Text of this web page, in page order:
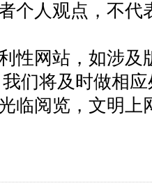
个人观点，不代
性网站，如涉及
们将及时做相
临阅览，文明上